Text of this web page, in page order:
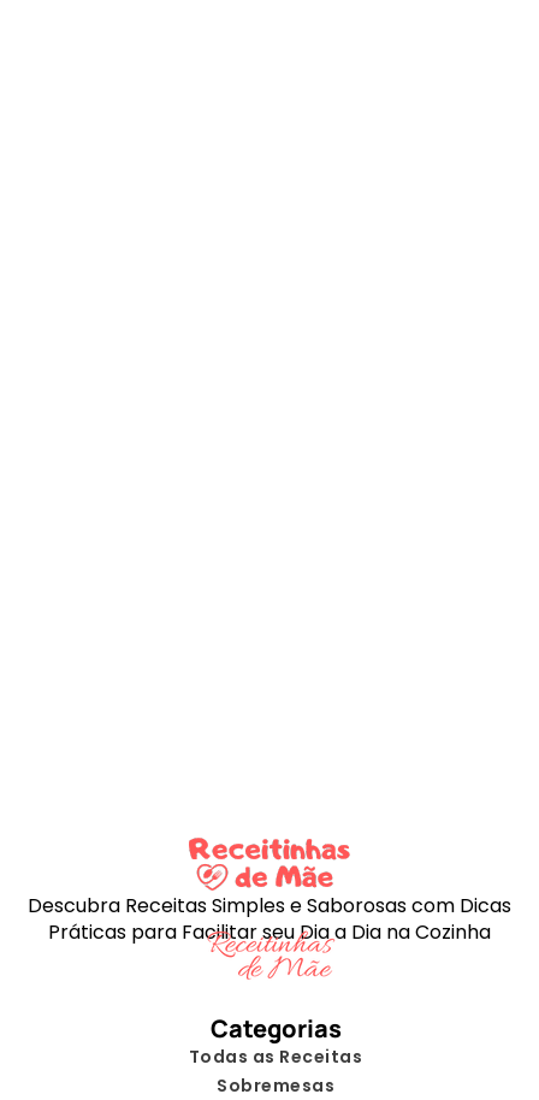
Descubra Receitas Simples e Saborosas com Dicas
Práticas para Facilitar seu Dia a Dia na Cozinha
Categorias
Todas as Receitas
Sobremesas